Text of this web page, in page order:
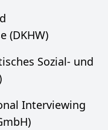
(DKHW)
Sozial- und
Interviewing